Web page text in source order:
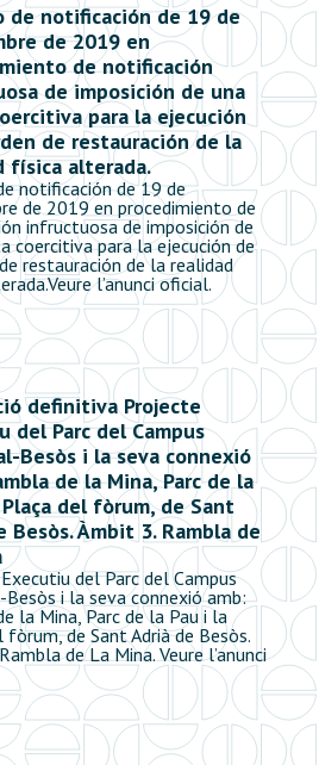
de notificación de 19 de
de 2019 en
de notificación
de imposición de una
para la ejecución
de restauración de la
física alterada.
notificación de 19 de
de 2019 en procedimiento de
infructuosa de imposición de
coercitiva para la ejecución de
restauración de la realidad
l’anunci oficial.
definitiva Projecte
del Parc del Campus
Besòs i la seva connexió
de la Mina, Parc de la
del fòrum, de Sant
Besòs. Àmbit 3. Rambla de
del Parc del Campus
i la seva connexió amb:
la Mina, Parc de la Pau i la
fòrum, de Sant Adrià de Besòs.
de La Mina. Veure l’anunci